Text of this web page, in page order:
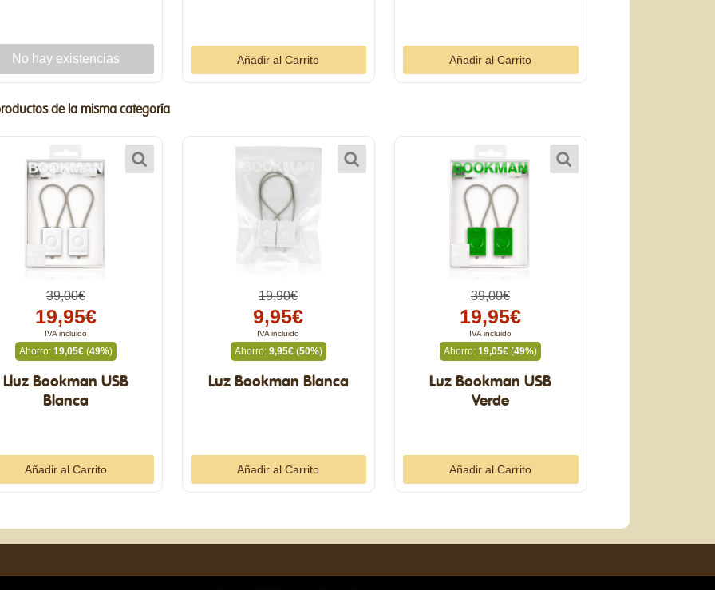
de la misma categoría
39,00€
19,95€
IVA incluido
Ahorro: 19,05€ (49%)
Lluz Bookman USB
Blanca
19,90€
9,95€
IVA incluido
Ahorro: 9,95€(50%)
Luz Bookman Blanca
39,00€
19,95€
IVA incluido
Ahorro: 19,05€ (49%)
Luz Bookman USB
Verde